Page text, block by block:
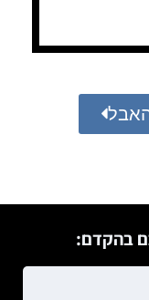
בהקדם: